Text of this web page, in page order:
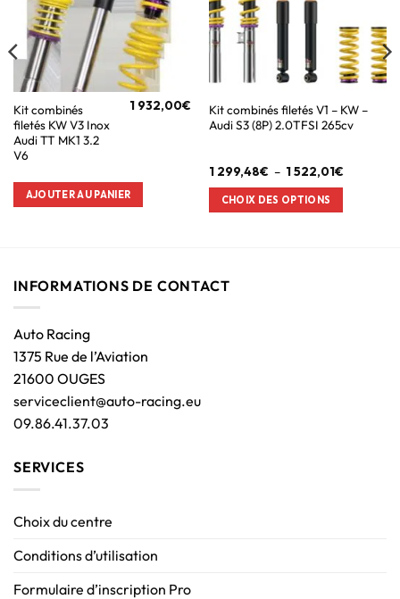
Kit combinés
filetés KW V3 Inox
Audi TT MK1 3.2
V6
1 932,00€
AJOUTER AU PANIER
Kit combinés filetés V1 – KW –
Audi S3 (8P) 2.0TFSI 265cv
1 299,48€ – 1 522,01€
CHOIX DES OPTIONS
INFORMATIONS DE CONTACT
Auto Racing
1375 Rue de l’Aviation
21600 OUGES
serviceclient@auto-racing.eu
09.86.41.37.03
SERVICES
Choix du centre
Conditions d’utilisation
Formulaire d’inscription Pro